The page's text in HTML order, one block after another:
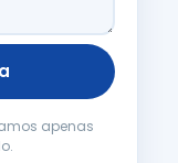
apenas